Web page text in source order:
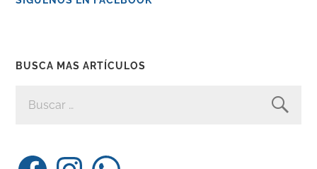
BUSCA MAS ARTÍCULOS
FacebookInstagramWhatsApp